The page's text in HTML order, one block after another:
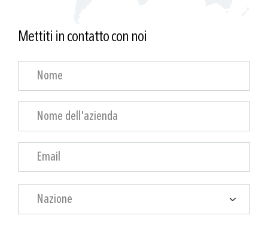
Mettiti in contatto con noi
Nazione